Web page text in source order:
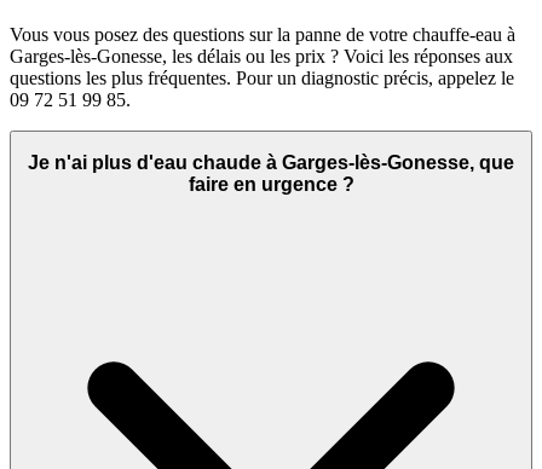
Vous vous posez des questions sur la panne de votre chauffe-eau à
Garges-lès-Gonesse, les délais ou les prix ? Voici les réponses aux
questions les plus fréquentes. Pour un diagnostic précis, appelez le
09 72 51 99 85.
Je n'ai plus d'eau chaude à Garges-lès-Gonesse, que
faire en urgence ?